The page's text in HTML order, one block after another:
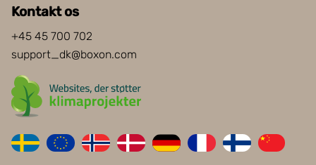
Kontakt os
+45 45 700 702
support_dk@boxon.com